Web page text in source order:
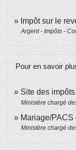
Impôt sur le
Argent - Impôts -
Pour en savoir
Site des impôts
Ministère chargé
Mariage/PACS
Ministère chargé